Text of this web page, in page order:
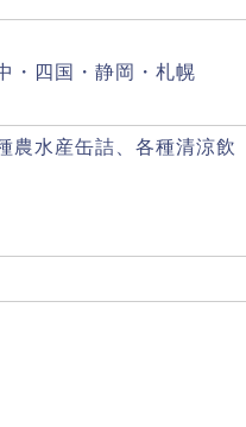
・四国・静岡・札幌
農水産缶詰、各種清涼飲